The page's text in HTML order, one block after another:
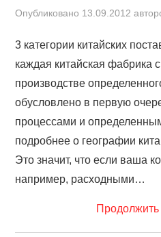
Опубликовано 13.09.2012
3 категории китайских
каждая китайская фабрика
производстве
обусловлено в первую
процессами и
подробнее о географии
Это значит, что если ваша
например, расходными…
Продолжить